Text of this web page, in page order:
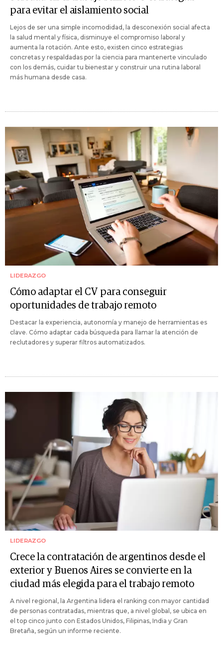
para evitar el aislamiento social
Lejos de ser una simple incomodidad, la desconexión social afecta
la salud mental y física, disminuye el compromiso laboral y
aumenta la rotación. Ante esto, existen cinco estrategias
concretas y respaldadas por la ciencia para mantenerte vinculado
con los demás, cuidar tu bienestar y construir una rutina laboral
más humana desde casa.
LIDERAZGO
Cómo adaptar el CV para conseguir
oportunidades de trabajo remoto
Destacar la experiencia, autonomía y manejo de herramientas es
clave. Cómo adaptar cada búsqueda para llamar la atención de
reclutadores y superar filtros automatizados.
LIDERAZGO
Crece la contratación de argentinos desde el
exterior y Buenos Aires se convierte en la
ciudad más elegida para el trabajo remoto
A nivel regional, la Argentina lidera el ranking con mayor cantidad
de personas contratadas, mientras que, a nivel global, se ubica en
el top cinco junto con Estados Unidos, Filipinas, India y Gran
Bretaña, según un informe reciente.